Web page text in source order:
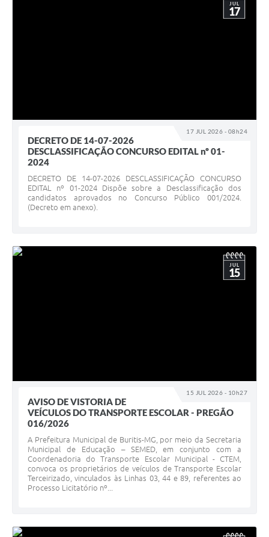
17 JUL 2026 - 08h24
JUL
17
DECRETO DE 14-07-2026
DESCLASSIFICAÇÃO CONCURSO EDITAL nº 01-
2024
DECRETO DE 14-07-2026 DESCLASSIFICAÇÃO CONCURSO
EDITAL nº 01-2024 Dispõe sobre a Desclassificação dos
candidatos aprovados no Concurso Público 001/2024.
(Decreto em anexo).
15 JUL 2026 - 10h27
JUL
15
AVISO DE VISTORIA DE
VEÍCULOS DO TRANSPORTE ESCOLAR - PREGÃO
016/2026
A Prefeitura Municipal de Buritis-MG, por meio da Secretaria
Municipal de Educação – SEMED, em conjunto com a
Coordenadoria do Transporte Escolar Municipal - CTEM,
convoca os proprietários de veículos de Transporte Escolar
Terceirizado, vinculados às Linhas 03, 44 e 89, referentes ao
Processo Licitatório nº...